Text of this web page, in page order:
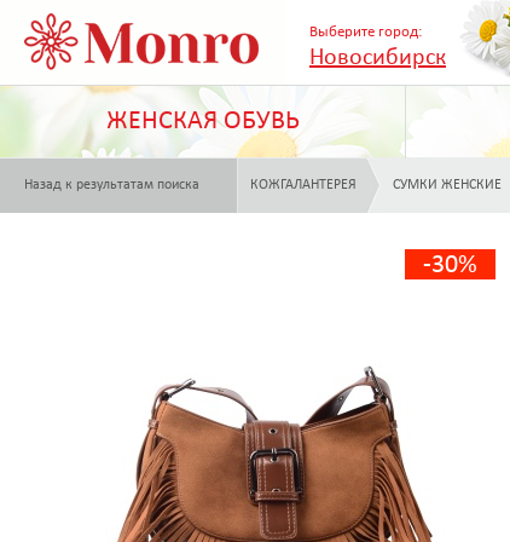
Выберите город:
Новосибирск
ЖЕНСКАЯ ОБУВЬ
Назад к результатам поиска КОЖГАЛАНТЕРЕЯ СУМКИ ЖЕНСКИЕ
-30%